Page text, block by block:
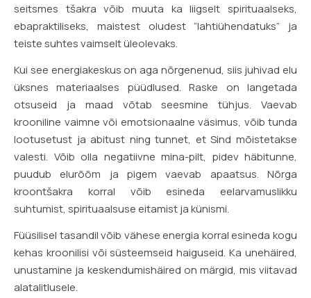
seitsmes tšakra võib muuta ka liigselt spirituaalseks,
ebapraktiliseks, maistest oludest “lahtiühendatuks” ja
teiste suhtes vaimselt üleolevaks.
Kui see energiakeskus on aga nõrgenenud, siis juhivad elu
üksnes materiaalses püüdlused. Raske on langetada
otsuseid ja maad võtab seesmine tühjus. Vaevab
krooniline vaimne või emotsionaalne väsimus, võib tunda
lootusetust ja abitust ning tunnet, et Sind mõistetakse
valesti. Võib olla negatiivne mina-pilt, pidev häbitunne,
puudub elurõõm ja pigem vaevab apaatsus. Nõrga
kroontšakra korral võib esineda eelarvamuslikku
suhtumist, spirituaalsuse eitamist ja künismi.
Füüsilisel tasandil võib vähese energia korral esineda kogu
kehas kroonilisi või süsteemseid haiguseid. Ka unehäired,
unustamine ja keskendumishäired on märgid, mis viitavad
alatalitlusele.